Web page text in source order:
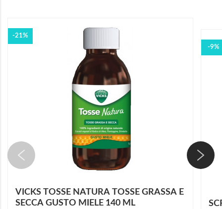
-21%
VICKS TOSSE NATURA TOSSE GRASSA E
SECCA GUSTO MIELE 140 ML
-9%